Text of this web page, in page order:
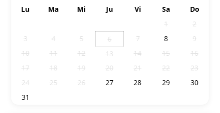
Lu
Ma Mi Ju Vi Sa
Do
1
2
3
4 5 6 7 8
9
10
11 12 13 14 15
16
17
18 19 20 21 22
23
24
25 26 27 28 29
30
31